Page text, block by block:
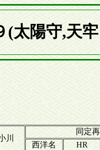
陽守,天牢
川
同定
西洋名 HR